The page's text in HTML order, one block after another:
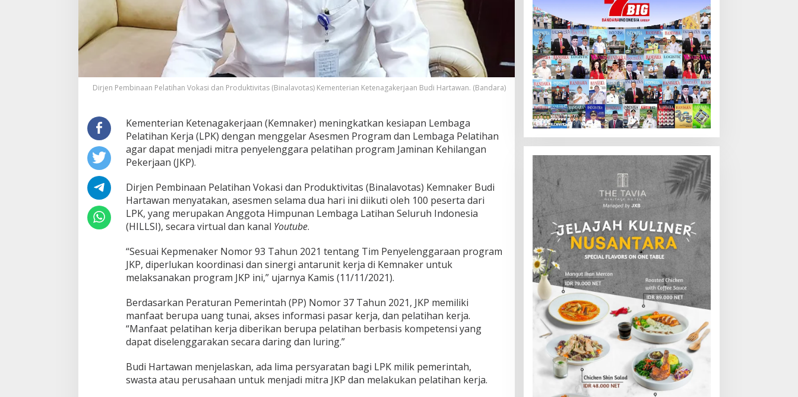
T
R
A
R
O
G
R
K
P
Dirjen Pembinaan Pelatihan Vokasi dan Produktivitas (Binalavotas) Kementerian Ketenagakerjaan Budi Hartawan. (Bandara)
Kementerian Ketenagakerjaan (Kemnaker) meningkatkan kesiapan Lembaga
Pelatihan Kerja (LPK) dengan menggelar Asesmen Program dan Lembaga Pelatihan
agar dapat menjadi mitra penyelenggara pelatihan program Jaminan Kehilangan
Pekerjaan (JKP).
Dirjen Pembinaan Pelatihan Vokasi dan Produktivitas (Binalavotas) Kemnaker Budi
Hartawan menyatakan, asesmen selama dua hari ini diikuti oleh 100 peserta dari
LPK, yang merupakan Anggota Himpunan Lembaga Latihan Seluruh Indonesia
(HILLSI), secara virtual dan kanal Youtube.
“Sesuai Kepmenaker Nomor 93 Tahun 2021 tentang Tim Penyelenggaraan program
JKP, diperlukan koordinasi dan sinergi antarunit kerja di Kemnaker untuk
melaksanakan program JKP ini,” ujarnya Kamis (11/11/2021).
Berdasarkan Peraturan Pemerintah (PP) Nomor 37 Tahun 2021, JKP memiliki
manfaat berupa uang tunai, akses informasi pasar kerja, dan pelatihan kerja.
“Manfaat pelatihan kerja diberikan berupa pelatihan berbasis kompetensi yang
dapat diselenggarakan secara daring dan luring.”
Budi Hartawan menjelaskan, ada lima persyaratan bagi LPK milik pemerintah,
swasta atau perusahaan untuk menjadi mitra JKP dan melakukan pelatihan kerja.